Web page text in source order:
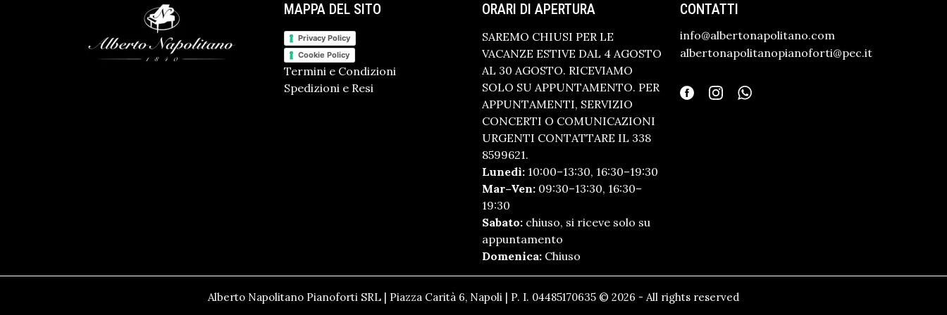
MAPPA DEL SITO
Privacy Policy
Cookie Policy
Termini e Condizioni
Spedizioni e Resi
ORARI DI APERTURA
SAREMO CHIUSI PER LE
VACANZE ESTIVE DAL 4 AGOSTO
AL 30 AGOSTO. RICEVIAMO
SOLO SU APPUNTAMENTO. PER
APPUNTAMENTI, SERVIZIO
CONCERTI O COMUNICAZIONI
URGENTI CONTATTARE IL 338
8599621.
Lunedì: 10:00–13:30, 16:30–19:30
Mar–Ven: 09:30–13:30, 16:30–
19:30
Sabato: chiuso, si riceve solo su
appuntamento
Domenica: Chiuso
CONTATTI
info@albertonapolitano.com
albertonapolitanopianoforti@pec.it
Alberto Napolitano Pianoforti SRL | Piazza Carità 6, Napoli | P. I. 04485170635 © 2026 - All rights reserved